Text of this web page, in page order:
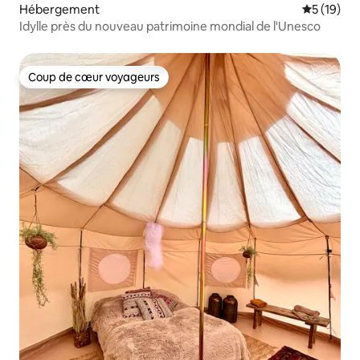
Hébergement
5 (19)
Idylle près du nouveau patrimoine mondial de l'Unesco
Coup de cœur voyageurs
Coup de cœur voyageurs